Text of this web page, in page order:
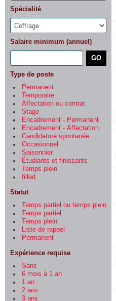
Spécialité
Salaire minimum (annuel)
Type de poste
Permanent
Temporaire
Affectation ou contrat
Stage
Encadrement - Permanent
Encadrement - Affectation
Candidature spontanée
Occasionnel
Saisonnier
Étudiants et finissants
Temps plein
filled
Statut
Temps partiel ou temps plein
Temps partiel
Temps plein
Liste de rappel
Permanent
Expérience requise
Sans
6 mois à 1 an
1 an
2 ans
3 ans